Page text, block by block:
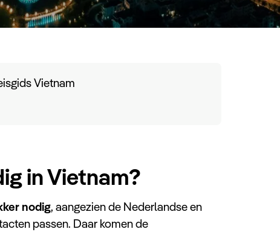
Vietnam
in Vietnam?
nodig, aangezien de Nederlandse en
passen. Daar komen de